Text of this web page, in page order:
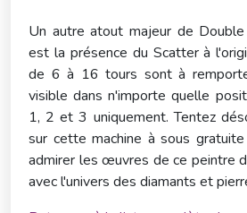
Un autre atout majeur de
est la présence du Scatter à
de 6 à 16 tours sont à
visible dans n'importe quelle
1, 2 et 3 uniquement. Tentez
sur cette machine à sous
admirer les œuvres de ce peintre
avec l'univers des diamants et